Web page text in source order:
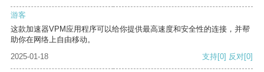
游客
这款加速器VPM应用程序可以给你提供最高速度和安全性的连接，并帮
助你在网络上自由移动。
2025-01-18
支持[0] 反对[0]